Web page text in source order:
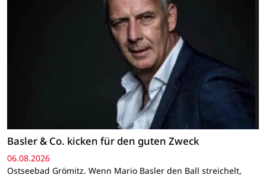
Basler & Co. kicken für den guten Zweck
06.08.2026
Ostseebad Grömitz. Wenn Mario Basler den Ball streichelt,